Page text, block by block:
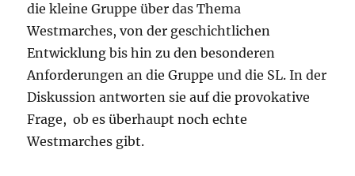
die kleine Gruppe über das Thema
Westmarches, von der geschichtlichen
Entwicklung bis hin zu den besonderen
Anforderungen an die Gruppe und die SL. In der
Diskussion antworten sie auf die provokative
Frage, ob es überhaupt noch echte
Westmarches gibt.